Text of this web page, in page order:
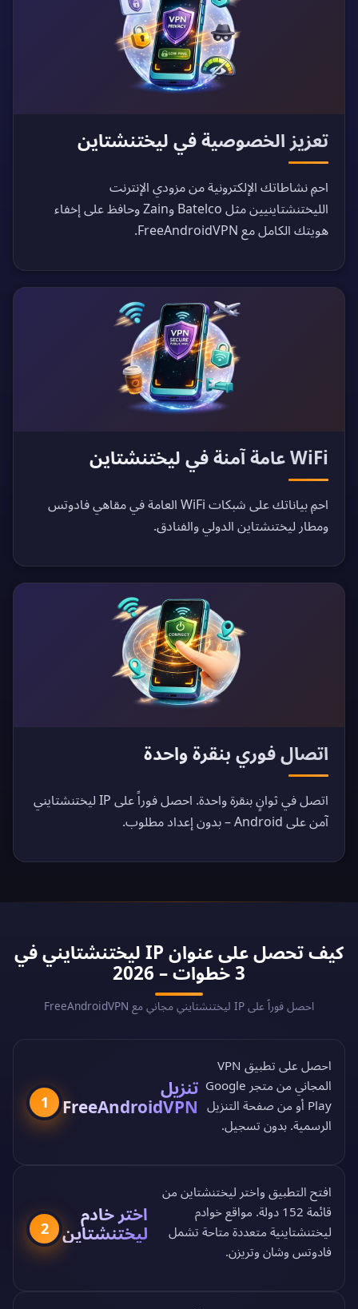
تعزيز الخصوصية في ليختنشتاين
احمِ نشاطاتك الإلكترونية من مزودي الإنترنت
الليختنشتاينيين مثل Batelco وZain وحافظ على إخفاء
هويتك الكامل مع FreeAndroidVPN.
WiFi عامة آمنة في ليختنشتاين
احمِ بياناتك على شبكات WiFi العامة في مقاهي فادوتس
ومطار ليختنشتاين الدولي والفنادق.
اتصال فوري بنقرة واحدة
اتصل في ثوانٍ بنقرة واحدة. احصل فوراً على IP ليختنشتايني
آمن على Android – بدون إعداد مطلوب.
كيف تحصل على عنوان IP ليختنشتايني في
3 خطوات – 2026
احصل فوراً على IP ليختنشتايني مجاني مع FreeAndroidVPN
1
تنزيل
FreeAndroidVPN
احصل على تطبيق VPN
المجاني من
متجر Google
Play أو من صفحة التنزيل
الرسمية. بدون تسجيل.
2
اختر خادم
ليختنشتاين
افتح التطبيق واختر ليختنشتاين من
قائمة 152 دولة
. مواقع خوادم
ليختنشتاينية متعددة متاحة تشمل
فادوتس وشان وتريزن.